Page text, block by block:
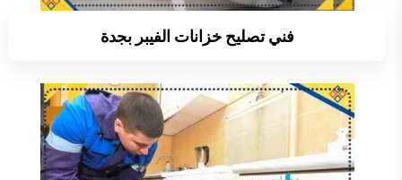
فني تصليح خزانات الفيبر بجدة